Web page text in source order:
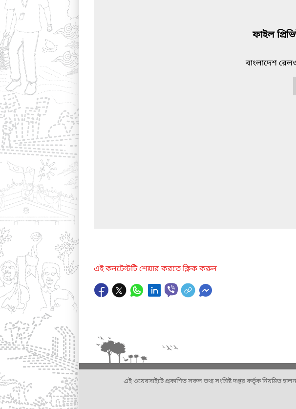
ফাইল
বাংলাদেশ
এই কনটেন্টটি শেয়ার করতে ক্লিক করুন
এই ওয়েবসাইটে প্রকাশিত সকল তথ্য সংশ্লিষ্ট দপ্তর কর্তৃক নিয়মিত